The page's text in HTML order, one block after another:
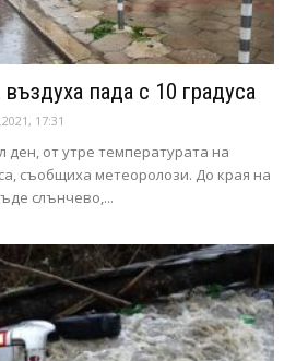
пада с 10 градуса
17:31
ден, от утре температурата на
съобщиха метеоролози. До края на
слънчево,...